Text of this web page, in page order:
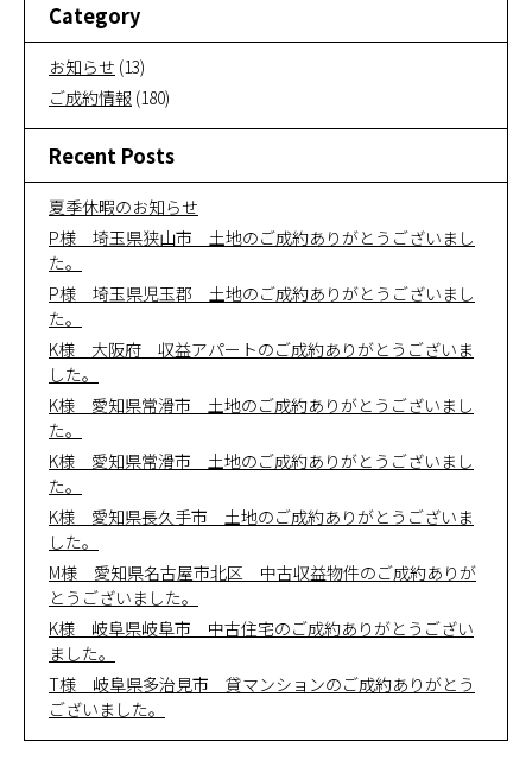
Category
お知らせ (13)
ご成約情報 (180)
Recent Posts
夏季休暇のお知らせ
P様 埼玉県狭山市 土地のご成約ありがとうございまし
た。
P様 埼玉県児玉郡 土地のご成約ありがとうございまし
た。
K様 大阪府 収益アパートのご成約ありがとうございま
した。
K様 愛知県常滑市 土地のご成約ありがとうございまし
た。
K様 愛知県常滑市 土地のご成約ありがとうございまし
た。
K様 愛知県長久手市 土地のご成約ありがとうございま
した。
M様 愛知県名古屋市北区 中古収益物件のご成約ありが
とうございました。
K様 岐阜県岐阜市 中古住宅のご成約ありがとうござい
ました。
T様 岐阜県多治見市 貸マンションのご成約ありがとう
ございました。